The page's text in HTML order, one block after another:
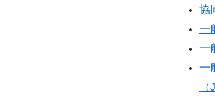
協
一
一
一